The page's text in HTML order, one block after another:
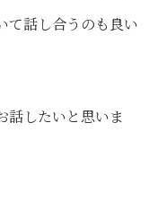
て話し合うのも良い
話したいと思いま